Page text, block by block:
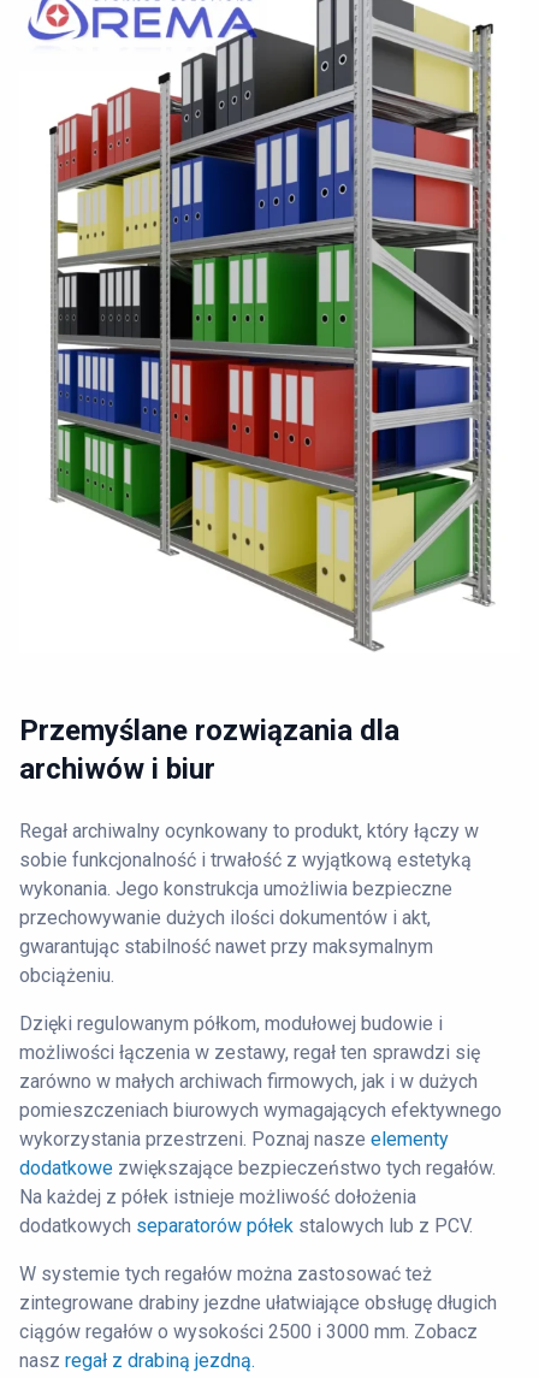
Przemyślane rozwiązania dla
archiwów i biur
Regał archiwalny ocynkowany to produkt, który łączy w
sobie funkcjonalność i trwałość z wyjątkową estetyką
wykonania. Jego konstrukcja umożliwia bezpieczne
przechowywanie dużych ilości dokumentów i akt,
gwarantując stabilność nawet przy maksymalnym
obciążeniu.
Dzięki regulowanym półkom, modułowej budowie i
możliwości łączenia w zestawy, regał ten sprawdzi się
zarówno w małych archiwach firmowych, jak i w dużych
pomieszczeniach biurowych wymagających efektywnego
wykorzystania przestrzeni. Poznaj nasze elementy
dodatkowe zwiększające bezpieczeństwo tych regałów.
Na każdej z półek istnieje możliwość dołożenia
dodatkowych separatorów półek stalowych lub z PCV.
W systemie tych regałów można zastosować też
zintegrowane drabiny jezdne ułatwiające obsługę długich
ciągów regałów o wysokości 2500 i 3000 mm. Zobacz
nasz regał z drabiną jezdną.